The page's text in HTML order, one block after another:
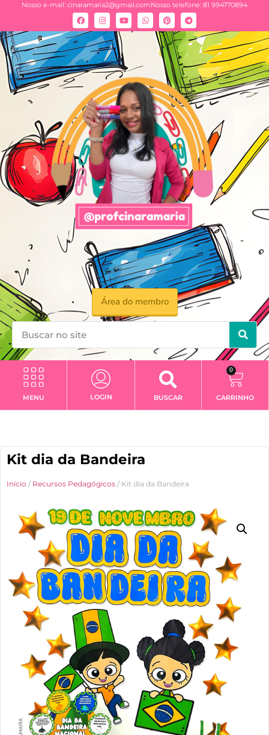
Nosso e-mail: cinaramaria2@gmail.comNosso telefone: 81 994770894
Área do membro
MENU LOGIN BUSCAR
0
CARRINHO
Kit dia da Bandeira
Início / Recursos Pedagógicos / Kit dia da Bandeira